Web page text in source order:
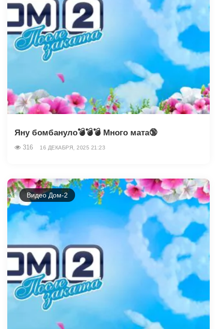
Яну бомбануло💣💣💣 Много мата🔞
316 16 ДЕКАБРЯ, 2025 21:23
Видео Дом-2